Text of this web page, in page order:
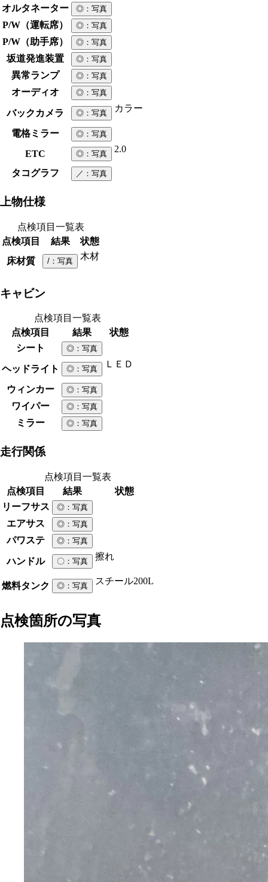
オルタネーター ◎ ：写真
P/W（運転席） ◎ ：写真
P/W（助手席） ◎ ：写真
坂道発進装置 ◎ ：写真
異常ランプ ◎ ：写真
オーディオ ◎ ：写真
バックカメラ ◎ ：写真 カラー
電格ミラー ◎ ：写真
ETC ◎ ：写真 2.0
タコグラフ ／ ：写真
上物仕様
点検項目一覧表
点検項目
結果
状態
床材質
/ ：写真 木材
キャビン
点検項目一覧表
点検項目
結果
状態
シート
◎ ：写真
ヘッドライト ◎ ：写真 ＬＥＤ
ウィンカー ◎ ：写真
ワイパー ◎ ：写真
ミラー ◎ ：写真
走行関係
点検項目一覧表
点検項目
結果
状態
リーフサス
◎ ：写真
エアサス ◎ ：写真
パワステ ◎ ：写真
ハンドル 〇 ：写真 擦れ
燃料タンク ◎ ：写真 スチール200L
点検箇所の写真